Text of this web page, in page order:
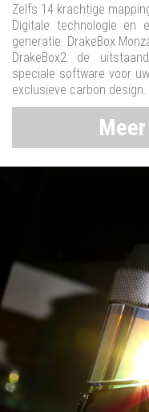
Zelfs 14 krachtige
Digitale technologie en
generatie. DrakeBox
DrakeBox2 de
speciale software voor
exclusieve carbon design.